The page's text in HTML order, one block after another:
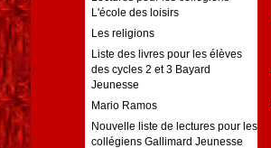
L'école des loisirs
Les religions
Liste des livres pour les élèves
des cycles 2 et 3 Bayard
Jeunesse
Mario Ramos
Nouvelle liste de lectures pour les
collégiens Gallimard Jeunesse